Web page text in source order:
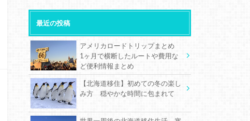
最近の投稿
アメリカロードトリップまとめ
1ヶ月で横断したルートや費用な
ど便利情報まとめ
【北海道移住】初めての冬の楽し
み方 穏やかな時間に包まれて